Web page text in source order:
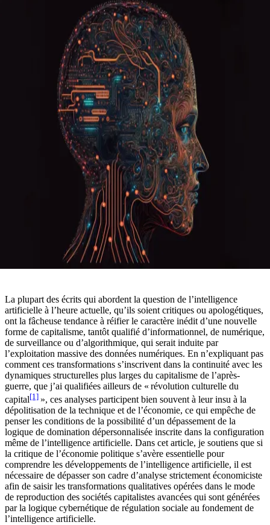
La plupart des écrits qui abordent la question de l’intelligence
artificielle à l’heure actuelle, qu’ils soient critiques ou apologétiques,
ont la fâcheuse tendance à réifier le caractère inédit d’une nouvelle
forme de capitalisme, tantôt qualifié d’informationnel, de numérique,
de surveillance ou d’algorithmique, qui serait induite par
l’exploitation massive des données numériques. En n’expliquant pas
comment ces transformations s’inscrivent dans la continuité avec les
dynamiques structurelles plus larges du capitalisme de l’après-
guerre, que j’ai qualifiées ailleurs de « révolution culturelle du
capital[1] », ces analyses participent bien souvent à leur insu à la
dépolitisation de la technique et de l’économie, ce qui empêche de
penser les conditions de la possibilité d’un dépassement de la
logique de domination dépersonnalisée inscrite dans la configuration
même de l’intelligence artificielle. Dans cet article, je soutiens que si
la critique de l’économie politique s’avère essentielle pour
comprendre les développements de l’intelligence artificielle, il est
nécessaire de dépasser son cadre d’analyse strictement économiciste
afin de saisir les transformations qualitatives opérées dans le mode
de reproduction des sociétés capitalistes avancées qui sont générées
par la logique cybernétique de régulation sociale au fondement de
l’intelligence artificielle.